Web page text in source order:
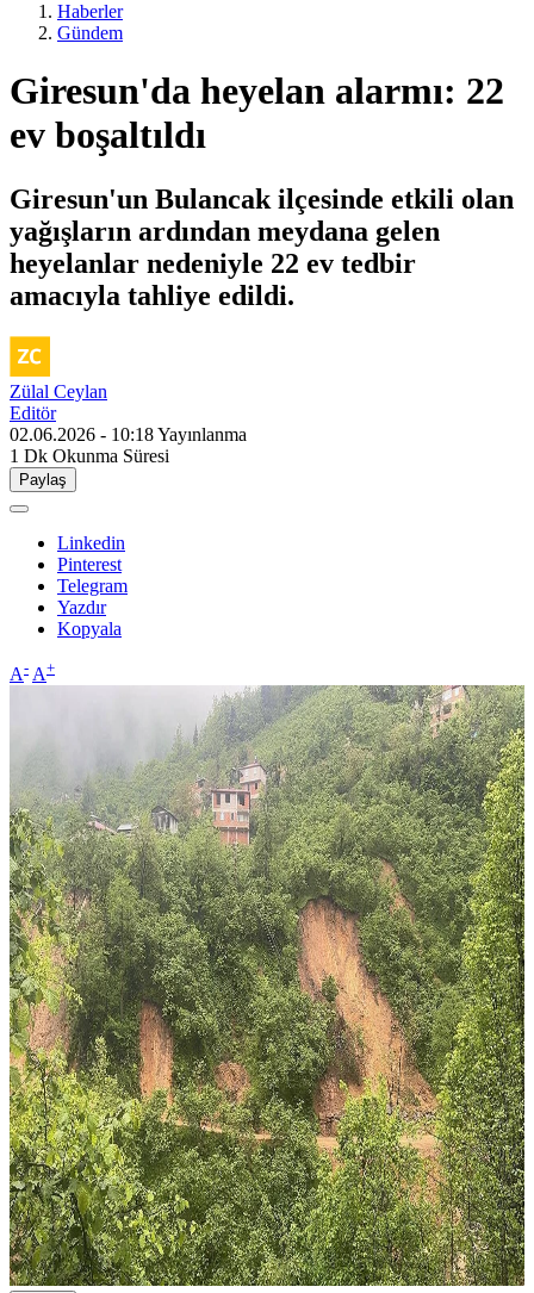
Haberler
Gündem
Giresun'da heyelan alarmı: 22
ev boşaltıldı
Giresun'un Bulancak ilçesinde etkili olan
yağışların ardından meydana gelen
heyelanlar nedeniyle 22 ev tedbir
amacıyla tahliye edildi.
Zülal Ceylan
Editör
02.06.2026 - 10:18Yayınlanma
1 Dk Okunma Süresi
Paylaş
Linkedin
Pinterest
Telegram
Yazdır
Kopyala
A- A+